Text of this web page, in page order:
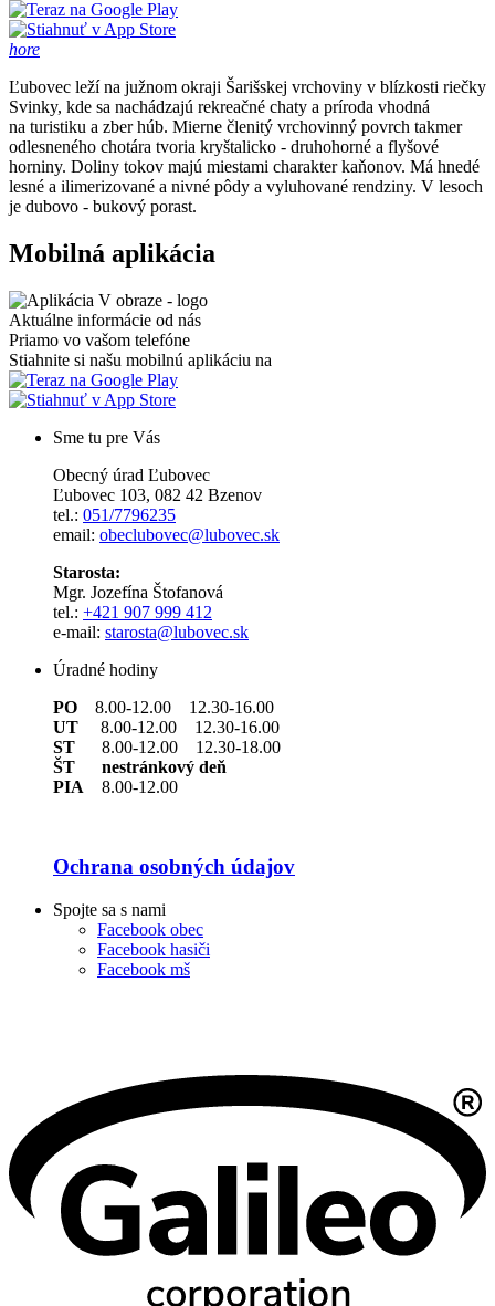
hore
Ľubovec leží na južnom okraji Šarišskej vrchoviny v blízkosti riečky
Svinky, kde sa nachádzajú rekreačné chaty a príroda vhodná
na turistiku a zber húb. Mierne členitý vrchovinný povrch takmer
odlesneného chotára tvoria kryštalicko - druhohorné a flyšové
horniny. Doliny tokov majú miestami charakter kaňonov. Má hnedé
lesné a ilimerizované a nivné pôdy a vyluhované rendziny. V lesoch
je dubovo - bukový porast.
Mobilná aplikácia
Aktuálne informácie od nás
Priamo vo vašom telefóne
Stiahnite si našu mobilnú aplikáciu na
Sme tu pre Vás
Obecný úrad Ľubovec
Ľubovec 103, 082 42 Bzenov
tel.: 051/7796235
email: obeclubovec@lubovec.sk
Starosta:
Mgr. Jozefína Štofanová
tel.: +421 907 999 412
e-mail: starosta@lubovec.sk
Úradné hodiny
PO 8.00-12.00 12.30-16.00
UT 8.00-12.00 12.30-16.00
ST 8.00-12.00 12.30-18.00
ŠT nestránkový deň
PIA 8.00-12.00
Ochrana osobných údajov
Spojte sa s nami
Facebook obec
Facebook hasiči
Facebook mš